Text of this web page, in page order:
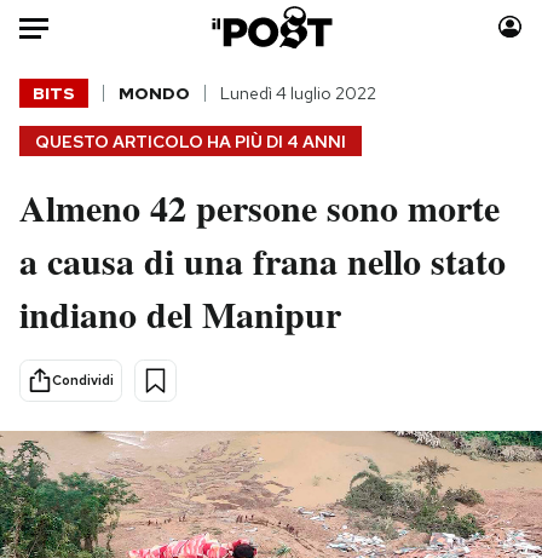
Auto
HOME
Italia
Politica
Tecnologia
Scienza
Economia
Sport
Moda
Consumismi
Storie/Idee
Mondiali calcio 2026
QUESTO ARTICOLO HA PIÙ DI 4 ANNI
BITS MONDO Lunedì 4 luglio 2022
Almeno 42 persone sono morte
a causa di una frana nello stato
indiano del Manipur
Condividi